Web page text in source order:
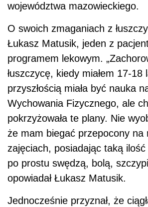
województwa mazowieckiego.
O swoich zmaganiach z
Łukasz Matusik, jeden z
programem lekowym.
łuszczycę, kiedy miałem 17-18
przyszłością miała być nauka
Wychowania Fizycznego, ale
pokrzyżowała te plany. Nie
że mam biegać przepocony na
zajęciach, posiadając taką
po prostu swędzą, bolą,
opowiadał Łukasz Matusik.
Jednocześnie przyznał, że